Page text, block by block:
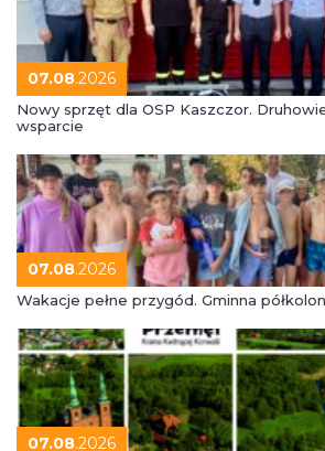
07.08.2026
Nowy sprzęt dla OSP Kaszczor.
wsparcie
07.08.2026
Wakacje pełne przygód. Gminna
07.08.2026